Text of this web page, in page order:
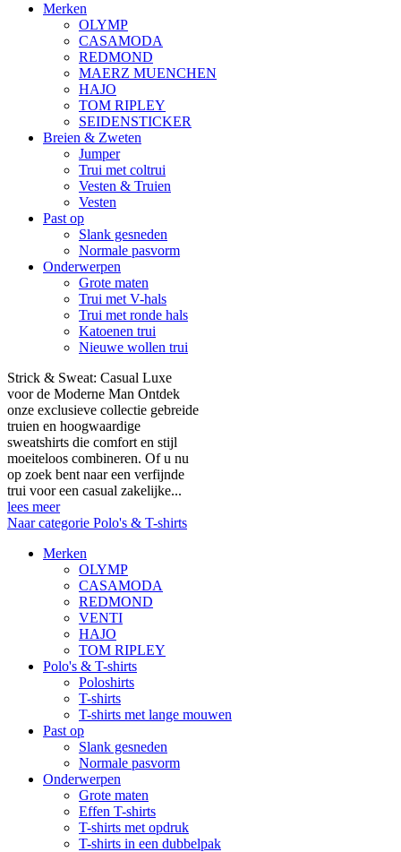
Merken
OLYMP
CASAMODA
REDMOND
MAERZ MUENCHEN
HAJO
TOM RIPLEY
SEIDENSTICKER
Breien & Zweten
Jumper
Trui met coltrui
Vesten & Truien
Vesten
Past op
Slank gesneden
Normale pasvorm
Onderwerpen
Grote maten
Trui met V-hals
Trui met ronde hals
Katoenen trui
Nieuwe wollen trui
Strick & Sweat: Casual Luxe
voor de Moderne Man Ontdek
onze exclusieve collectie gebreide
truien en hoogwaardige
sweatshirts die comfort en stijl
moeiteloos combineren. Of u nu
op zoek bent naar een verfijnde
trui voor een casual zakelijke...
lees meer
Naar categorie Polo's & T-shirts
Merken
OLYMP
CASAMODA
REDMOND
VENTI
HAJO
TOM RIPLEY
Polo's & T-shirts
Poloshirts
T-shirts
T-shirts met lange mouwen
Past op
Slank gesneden
Normale pasvorm
Onderwerpen
Grote maten
Effen T-shirts
T-shirts met opdruk
T-shirts in een dubbelpak